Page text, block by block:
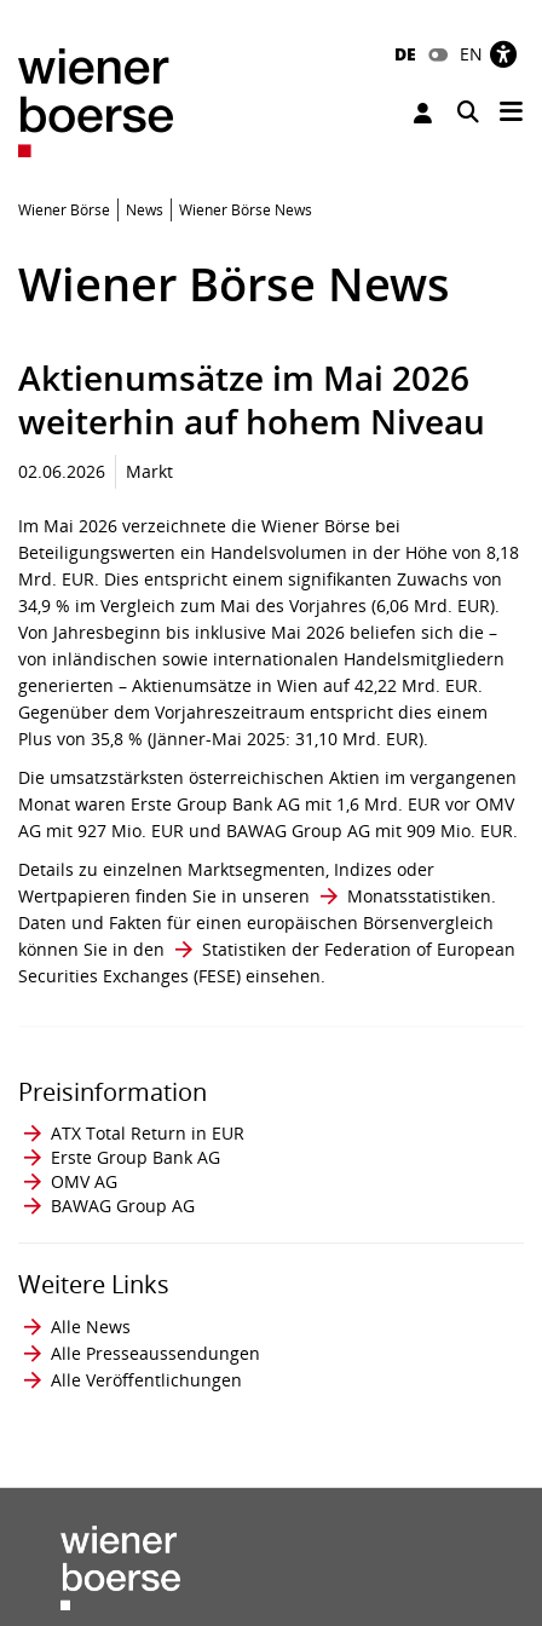
DE EN
Toggle
Wiener Börse News Wiener Börse News
Wiener Börse News
Aktienumsätze im Mai 2026
weiterhin auf hohem Niveau
02.06.2026 Markt
Im Mai 2026 verzeichnete die Wiener Börse bei
Beteiligungswerten ein Handelsvolumen in der Höhe von 8,18
Mrd. EUR. Dies entspricht einem signifikanten Zuwachs von
34,9 % im Vergleich zum Mai des Vorjahres (6,06 Mrd. EUR).
Von Jahresbeginn bis inklusive Mai 2026 beliefen sich die –
von inländischen sowie internationalen Handelsmitgliedern
generierten – Aktienumsätze in Wien auf 42,22 Mrd. EUR.
Gegenüber dem Vorjahreszeitraum entspricht dies einem
Plus von 35,8 % (Jänner-Mai 2025: 31,10 Mrd. EUR).
Die umsatzstärksten österreichischen Aktien im vergangenen
Monat waren Erste Group Bank AG mit 1,6 Mrd. EUR vor OMV
AG mit 927 Mio. EUR und BAWAG Group AG mit 909 Mio. EUR.
Details zu einzelnen Marktsegmenten, Indizes oder
Wertpapieren finden Sie in unseren
Monatsstatistiken.
Daten und Fakten für einen europäischen Börsenvergleich
können Sie in den
Statistiken der Federation of European
Securities Exchanges (FESE) einsehen.
Preisinformation
ATX Total Return in EUR
Erste Group Bank AG
OMV AG
BAWAG Group AG
Weitere Links
Alle News
Alle Presseaussendungen
Alle Veröffentlichungen